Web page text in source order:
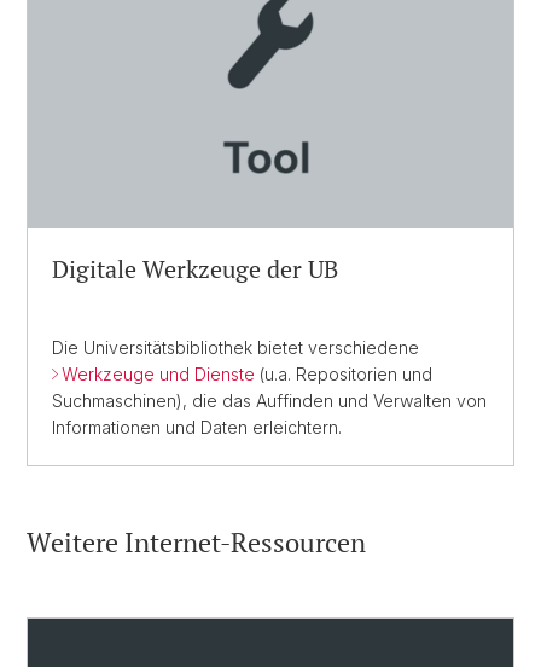
Digitale Werkzeuge der UB
Die Universitäts­bibliothek bietet verschiedene
Werkzeuge und Dienste (u.a. Repositorien und
Suchmaschinen), die das Auffinden und Verwalten von
Informationen und Daten erleichtern.
Weitere Internet-Ressourcen